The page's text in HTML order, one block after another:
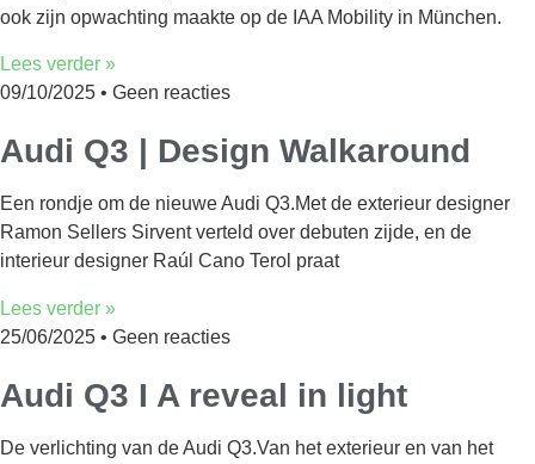
ook zijn opwachting maakte op de IAA Mobility in München.
Lees verder »
09/10/2025
Geen reacties
Audi Q3 | Design Walkaround
Een rondje om de nieuwe Audi Q3.Met de exterieur designer
Ramon Sellers Sirvent verteld over debuten zijde, en de
interieur designer Raúl Cano Terol praat
Lees verder »
25/06/2025
Geen reacties
Audi Q3 I A reveal in light
De verlichting van de Audi Q3.Van het exterieur en van het